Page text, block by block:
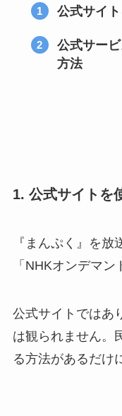
公式サイ
公式サー
方法
1. 公式サイトを
『まんぷく』を
「NHKオンデマン
公式サイトではあ
は観られません。
る方法があるだけ